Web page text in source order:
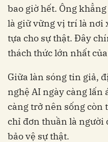
bao giờ hết. Ông
là giữ vững vị trí là nơi
tựa cho sự thật. Đây
thách thức lớn nhất của
Giữa làn sóng tin giả,
nghệ AI ngày càng lấn
càng trở nên sống còn
chỉ đơn thuần là người
bảo vệ sự thật.